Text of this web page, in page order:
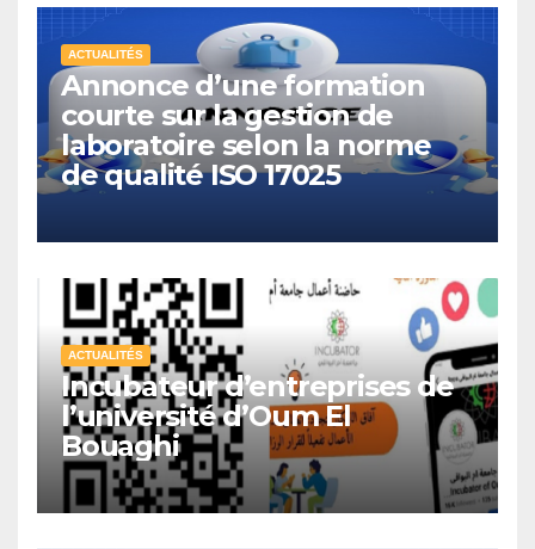
ACTUALITÉS
Annonce d’une formation
courte sur la gestion de
laboratoire selon la norme
de qualité ISO 17025
ACTUALITÉS
Incubateur d’entreprises de
l’université d’Oum El
Bouaghi